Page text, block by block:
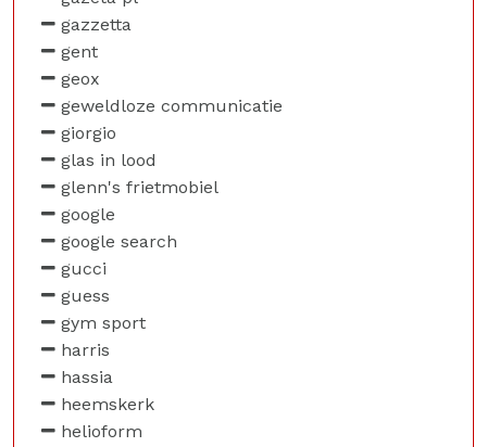
gazzetta
gent
geox
geweldloze communicatie
giorgio
glas in lood
glenn's frietmobiel
google
google search
gucci
guess
gym sport
harris
hassia
heemskerk
helioform